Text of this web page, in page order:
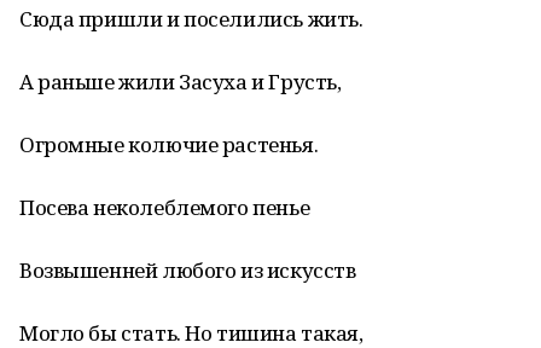
Сюда пришли и поселились жить.
А раньше жили Засуха и Грусть,
Огромные колючие растенья.
Посева неколеблемого пенье
Возвышенней любого из искусств
Могло бы стать. Но тишина такая,